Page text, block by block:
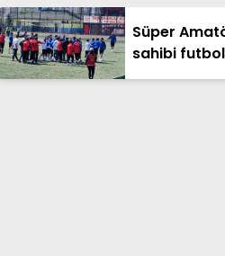
Süper
sahibi
deplasman